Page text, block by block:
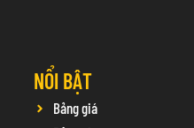
NỔI BẬT
Bảng giá